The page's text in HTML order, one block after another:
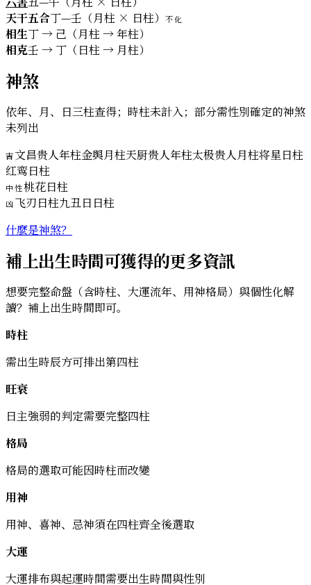
天干五合丁—壬（月柱 × 日柱） 不化
相生丁 → 己（月柱 → 年柱）
相克壬 → 丁（日柱 → 月柱）
神煞
依年、月、日三柱查得；時柱未計入；部分需性別確定的神煞
未列出
吉文昌贵人年柱金舆月柱天厨贵人年柱太极贵人月柱将星日柱
红鸾日柱
中性桃花日柱
凶飞刃日柱九丑日 日柱
什麼是神煞？
補上出生時間可獲得的更多資訊
想要完整命盤（含時柱、大運流年、用神格局）與個性化解
讀？補上出生時間即可。
時柱
需出生時辰方可排出第四柱
旺衰
日主強弱的判定需要完整四柱
格局
格局的選取可能因時柱而改變
用神
用神、喜神、忌神須在四柱齊全後選取
大運
大運排布與起運時間需要出生時間與性別